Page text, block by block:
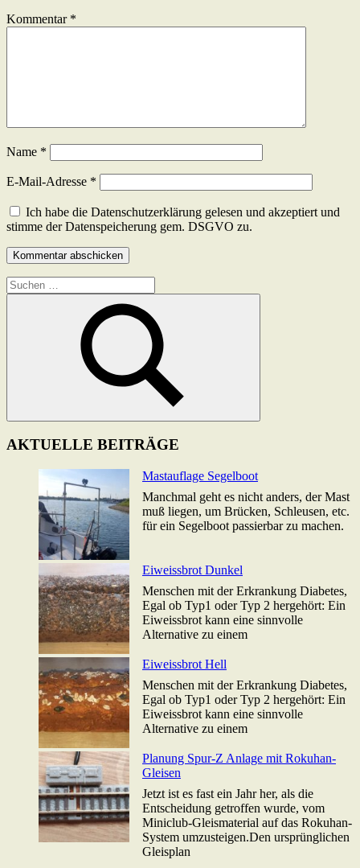
Kommentar *
Name *
E-Mail-Adresse *
Ich habe die Datenschutzerklärung gelesen und akzeptiert und
stimme der Datenspeicherung gem. DSGVO zu.
Suchen
nach:
Suchen
AKTUELLE BEITRÄGE
Mastauflage Segelboot
Manchmal geht es nicht anders, der Mast
muß liegen, um Brücken, Schleusen, etc.
für ein Segelboot passierbar zu machen.
Eiweissbrot Dunkel
Menschen mit der Erkrankung Diabetes,
Egal ob Typ1 oder Typ 2 hergehört: Ein
Eiweissbrot kann eine sinnvolle
Alternative zu einem
Eiweissbrot Hell
Menschen mit der Erkrankung Diabetes,
Egal ob Typ1 oder Typ 2 hergehört: Ein
Eiweissbrot kann eine sinnvolle
Alternative zu einem
Planung Spur-Z Anlage mit Rokuhan-
Gleisen
Jetzt ist es fast ein Jahr her, als die
Entscheidung getroffen wurde, vom
Miniclub-Gleismaterial auf das Rokuhan-
System umzusteigen.Den ursprünglichen
Gleisplan